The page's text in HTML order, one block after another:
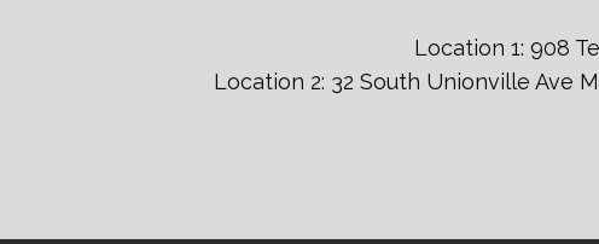
Location 1: 908
Location 2: 32 South Unionville Ave